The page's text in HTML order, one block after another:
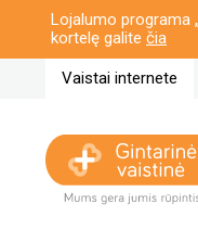
Lojalumo programa
kortelę galite čia
Vaistai internete